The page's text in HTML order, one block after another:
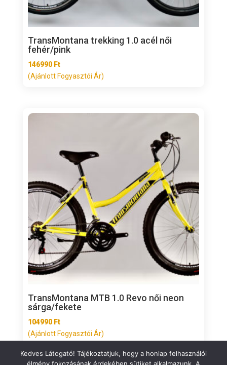
TransMontana trekking 1.0 acél női
fehér/pink
146990 Ft
(Ajánlott Fogyasztói Ár)
TransMontana MTB 1.0 Revo női neon
sárga/fekete
104990 Ft
(Ajánlott Fogyasztói Ár)
Kedves Látogató! Tájékoztatjuk, hogy a honlap felhasználói